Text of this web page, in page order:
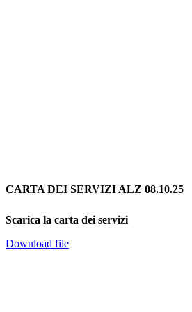
CARTA DEI SERVIZI ALZ 08.10.25
Scarica la carta dei servizi
Download file